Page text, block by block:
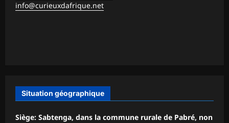
info@curieuxdafrique.net
Situation géographique
Siège: Sabtenga, dans la commune rurale de Pabré, non